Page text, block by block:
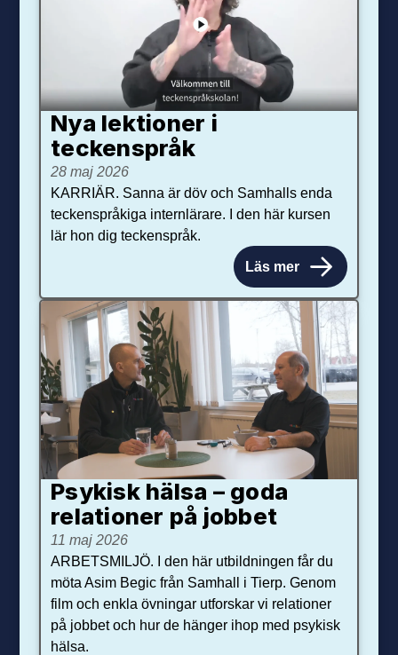
Nya lektioner i
teckenspråk
28 maj 2026
KARRIÄR. Sanna är döv och Samhalls enda
teckenspråkiga internlärare. I den här kursen
lär hon dig teckenspråk.
Läs mer
Psykisk hälsa – goda
relationer på jobbet
11 maj 2026
ARBETSMILJÖ. I den här utbildningen får du
möta Asim Begic från Samhall i Tierp. Genom
film och enkla övningar utforskar vi relationer
på jobbet och hur de hänger ihop med psykisk
hälsa.